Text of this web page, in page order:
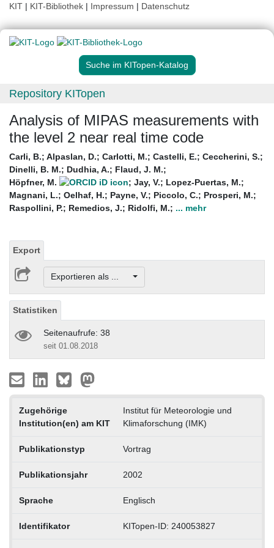
KIT | KIT-Bibliothek | Impressum | Datenschutz
Suche im KITopen-Katalog
Repository KITopen
Analysis of MIPAS measurements with
the level 2 near real time code
Carli, B.; Alpaslan, D.; Carlotti, M.; Castelli, E.; Ceccherini, S.;
Dinelli, B. M.; Dudhia, A.; Flaud, J. M.;
Höpfner, M.
; Jay, V.; Lopez-Puertas, M.;
Magnani, L.; Oelhaf, H.; Payne, V.; Piccolo, C.; Prosperi, M.;
Raspollini, P.; Remedios, J.; Ridolfi, M.; ... mehr
Export
Exportieren als ...
Statistiken
Seitenaufrufe: 38
seit 01.08.2018
Zugehörige
Institution(en) am KIT
Institut für Meteorologie und
Klimaforschung (IMK)
Publikationstyp Vortrag
Publikationsjahr 2002
Sprache Englisch
Identifikator KITopen-ID: 240053827